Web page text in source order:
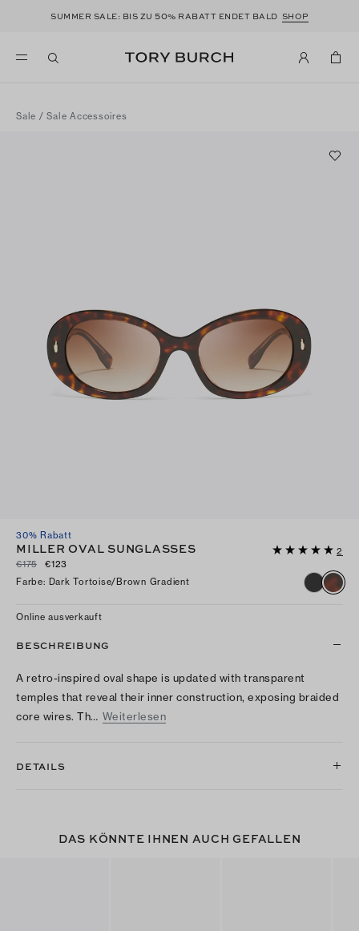
SUMMER SALE: BIS ZU50% RABATT ENDET BALD SHOP
Sale /Sale Accessoires
30% Rabatt
MILLER OVAL SUNGLASSES
2
€175
€123
Farbe: Dark Tortoise/brown Gradient
Online ausverkauft
BESCHREIBUNG
A retro-inspired oval shape is updated with transparent
temples that reveal their inner construction, exposing braided
core wires. Th… Weiterlesen
DETAILS
DAS KÖNNTE IHNEN AUCH GEFALLEN